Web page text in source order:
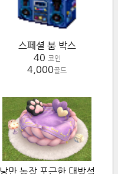
스페셜 붐 박스
40 코인
4,000골드
낭만 농장 포근한 대방석